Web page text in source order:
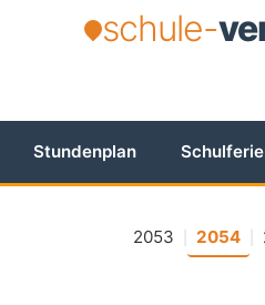
schule-
Stundenplan
2053 2054